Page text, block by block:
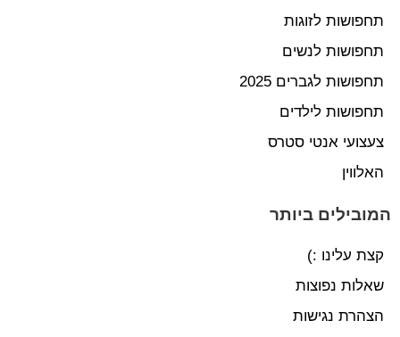
תחפושות לזוגות
תחפושות לנשים
תחפושות לגברים 2025
תחפושות לילדים
צעצועי אנטי סטרס
האלווין
המובילים ביותר
קצת עלינו :)
שאלות נפוצות
הצהרת נגישות